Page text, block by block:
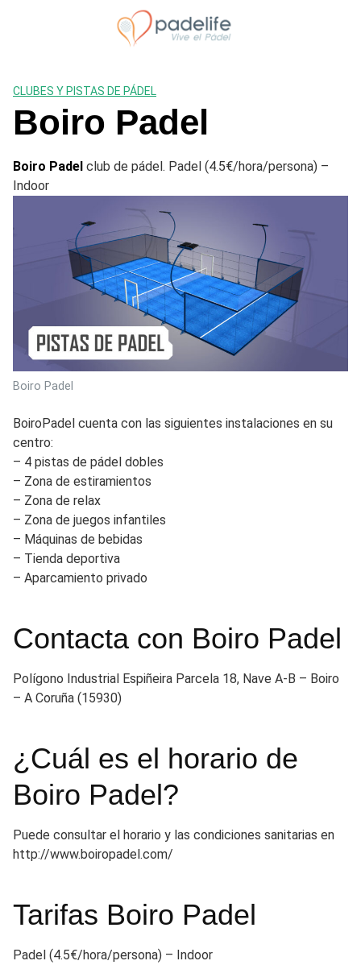
CLUBES Y PISTAS DE PÁDEL
Boiro Padel
Boiro Padel club de pádel. Padel (4.5€/hora/persona) –
Indoor
Boiro Padel
BoiroPadel cuenta con las siguientes instalaciones en su
centro:
– 4 pistas de pádel dobles
– Zona de estiramientos
– Zona de relax
– Zona de juegos infantiles
– Máquinas de bebidas
– Tienda deportiva
– Aparcamiento privado
Contacta con Boiro Padel
Polígono Industrial Espiñeira Parcela 18, Nave A-B – Boiro
– A Coruña (15930)
¿Cuál es el horario de
Boiro Padel?
Puede consultar el horario y las condiciones sanitarias en
http://www.boiropadel.com/
Tarifas Boiro Padel
Padel (4.5€/hora/persona) – Indoor